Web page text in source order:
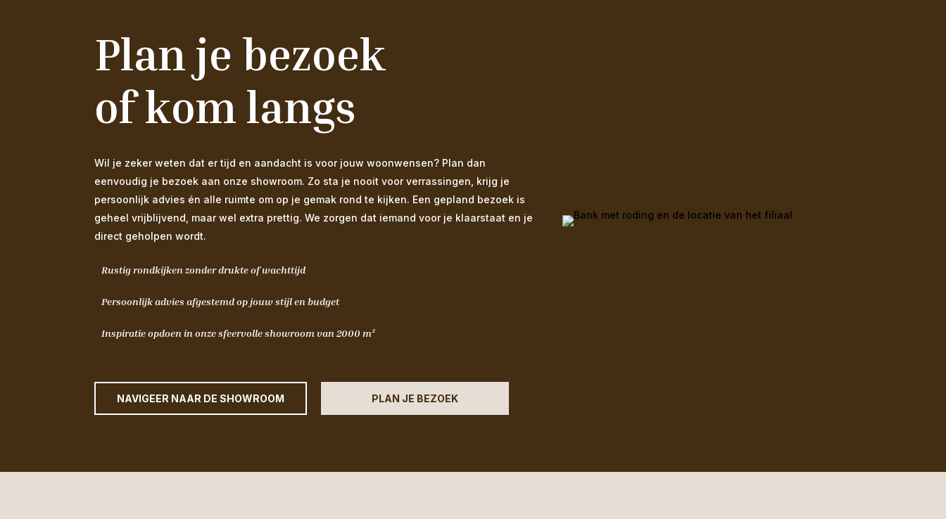
Plan je bezoek
of kom langs
Wil je zeker weten dat er tijd en aandacht is voor jouw woonwensen? Plan dan
eenvoudig je bezoek aan onze showroom. Zo sta je nooit voor verrassingen, krijg je
persoonlijk advies én alle ruimte om op je gemak rond te kijken. Een gepland bezoek is
geheel vrijblijvend, maar wel extra prettig. We zorgen dat iemand voor je klaarstaat en je
direct geholpen wordt.
Rustig rondkijken zonder drukte of wachttijd
Persoonlijk advies afgestemd op jouw stijl en budget
Inspiratie opdoen in onze sfeervolle showroom van 2000 m²
NAVIGEER NAAR DE SHOWROOM PLAN JE BEZOEK